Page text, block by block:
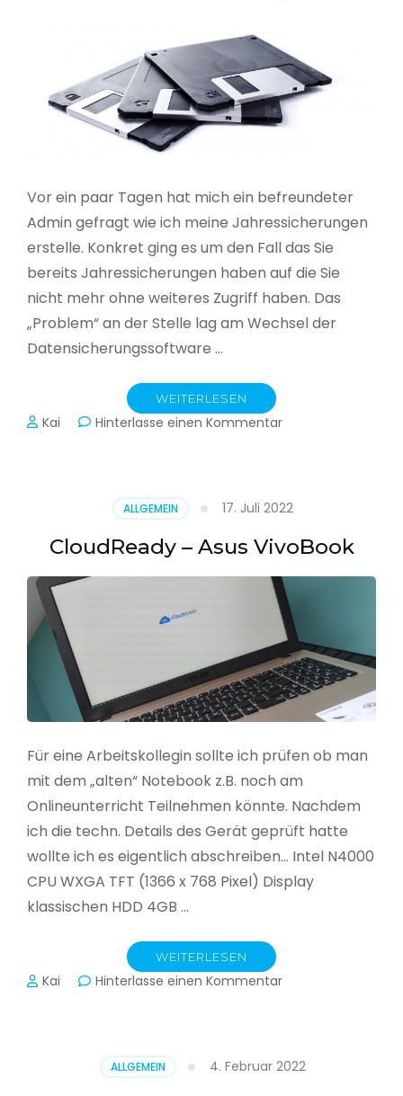
Vor ein paar Tagen hat mich ein befreundeter
Admin gefragt wie ich meine Jahressicherungen
erstelle. Konkret ging es um den Fall das Sie
bereits Jahressicherungen haben auf die Sie
nicht mehr ohne weiteres Zugriff haben. Das
„Problem“ an der Stelle lag am Wechsel der
Datensicherungssoftware …
WEITERLESEN
Kai Hinterlasse einen Kommentarzu
Jahressicherung
ALLGEMEIN 17. Juli 2022
CloudReady – Asus VivoBook
Für eine Arbeitskollegin sollte ich prüfen ob man
mit dem „alten“ Notebook z.B. noch am
Onlineunterricht Teilnehmen könnte. Nachdem
ich die techn. Details des Gerät geprüft hatte
wollte ich es eigentlich abschreiben… Intel N4000
CPU WXGA TFT (1366 x 768 Pixel) Display
klassischen HDD 4GB …
WEITERLESEN
Kai Hinterlasse einen Kommentarzu
ALLGEMEIN 4. Februar 2022